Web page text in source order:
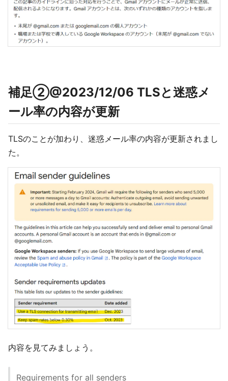
補足②@2023/12/06 TLSと迷惑メ
ール率の内容が更新
TLSのことが加わり、迷惑メール率の内容が更新されまし
た。
内容を見てみましょう。
Requirements for all senders